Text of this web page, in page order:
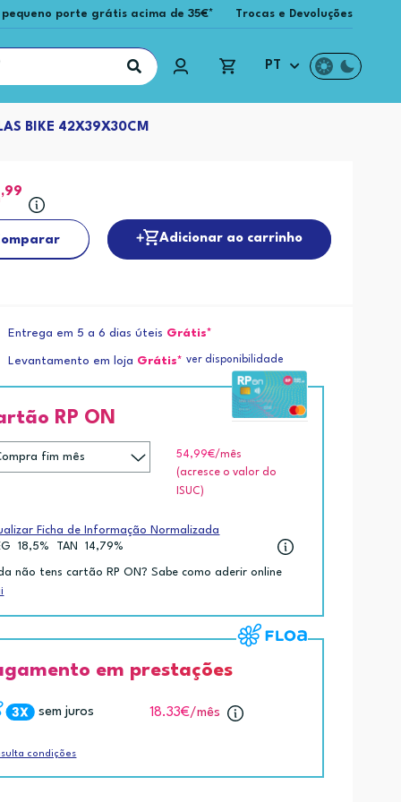
porte grátis acima de 35€* Trocas e Devoluções
PT
BIKE 42X39X30CM
,99
Adicionar ao carrinho
Entrega em 5 a 6 dias úteis Grátis*
Levantamento em loja Grátis* ver disponibilidade
RP ON
54,99€/mês
(acresce o valor do
ISUC)
Ficha de Informação Normalizada
18,5% TAN 14,79%
não tens cartão RP ON? Sabe como aderir online
em prestações
sem juros 18.33€/mês
condições